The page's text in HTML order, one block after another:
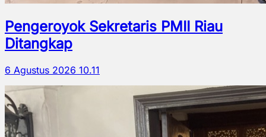
Pengeroyok Sekretaris PMII Riau
Ditangkap
6 Agustus 2026 10.11